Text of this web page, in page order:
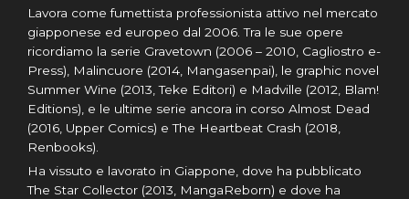
Lavora come fumettista professionista attivo nel mercato
giapponese ed europeo dal 2006. Tra le sue opere
ricordiamo la serie Gravetown (2006 – 2010, Cagliostro e-
Press), Malincuore (2014, Mangasenpai), le graphic novel
Summer Wine (2013, Teke Editori) e Madville (2012, Blam!
Editions), e le ultime serie ancora in corso Almost Dead
(2016, Upper Comics) e The Heartbeat Crash (2018,
Renbooks).
Ha vissuto e lavorato in Giappone, dove ha pubblicato
The Star Collector (2013, MangaReborn) e dove ha